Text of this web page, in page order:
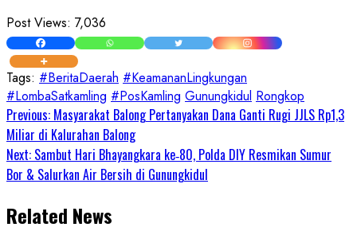
Post Views: 7,036
Tags: #BeritaDaerah #KeamananLingkungan
#LombaSatkamling #PosKamling Gunungkidul Rongkop
Continue
Reading
Previous: Masyarakat Balong Pertanyakan Dana Ganti Rugi JJLS Rp1,3
Miliar di Kalurahan Balong
Next: Sambut Hari Bhayangkara ke‑80, Polda DIY Resmikan Sumur
Bor & Salurkan Air Bersih di Gunungkidul
Related News